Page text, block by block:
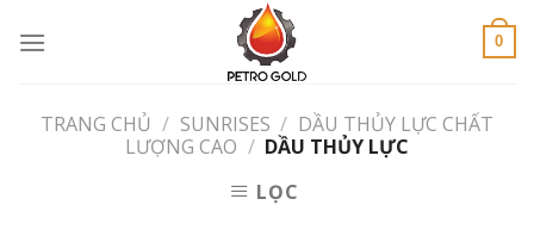
0
TRANG CHỦ / SUNRISES / DẦU THỦY LỰC CHẤT
LƯỢNG CAO / DẦU THỦY LỰC
LỌC